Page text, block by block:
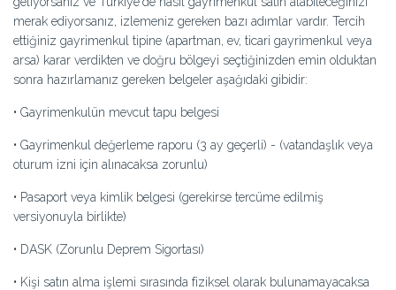
merak ediyorsanız, izlemeniz gereken bazı adımlar vardır. Tercih
ettiğiniz gayrimenkul tipine (apartman, ev, ticari gayrimenkul veya
arsa) karar verdikten ve doğru bölgeyi seçtiğinizden emin olduktan
sonra hazırlamanız gereken belgeler aşağıdaki gibidir:
• Gayrimenkulün mevcut tapu belgesi
• Gayrimenkul değerleme raporu (3 ay geçerli) - (vatandaşlık veya
oturum izni için alınacaksa zorunlu)
• Pasaport veya kimlik belgesi (gerekirse tercüme edilmiş
versiyonuyla birlikte)
• DASK (Zorunlu Deprem Sigortası)
• Kişi satın alma işlemi sırasında fiziksel olarak bulunamayacaksa